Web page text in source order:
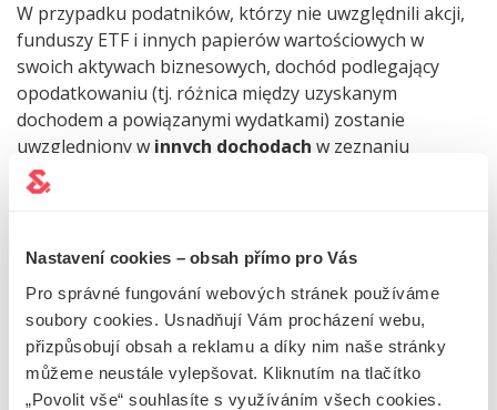
Nastavení cookies – obsah přímo pro Vás
Pro správné fungování webových stránek používáme
soubory cookies. Usnadňují Vám procházení webu,
přizpůsobují obsah a reklamu a díky nim naše stránky
můžeme neustále vylepšovat. Kliknutím na tlačítko
„Povolit vše“ souhlasíte s využíváním všech cookies.
W przypadku podatników, którzy nie uwzględnili akcji,
funduszy ETF i innych papierów wartościowych w
swoich aktywach biznesowych, dochód podlegający
opodatkowaniu (tj. różnica między uzyskanym
dochodem a powiązanymi wydatkami) zostanie
uwzględniony w innych dochodach w zeznaniu
podatkowym
dochodowym
WSKAZÓWKA: Platforma Fondee omawia ten temat
jeszcze bardziej szczegółowo w swoim artykule na
temat opodatkowania inwestycji.
Czy inwestujesz również w kryptowaluty? Nie
przegap naszego przewodnika: kować